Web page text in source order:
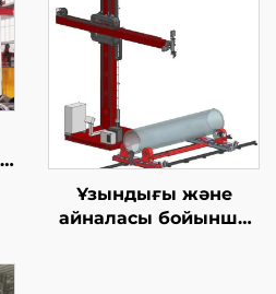
Ұзындығы және
айналасы бойынша